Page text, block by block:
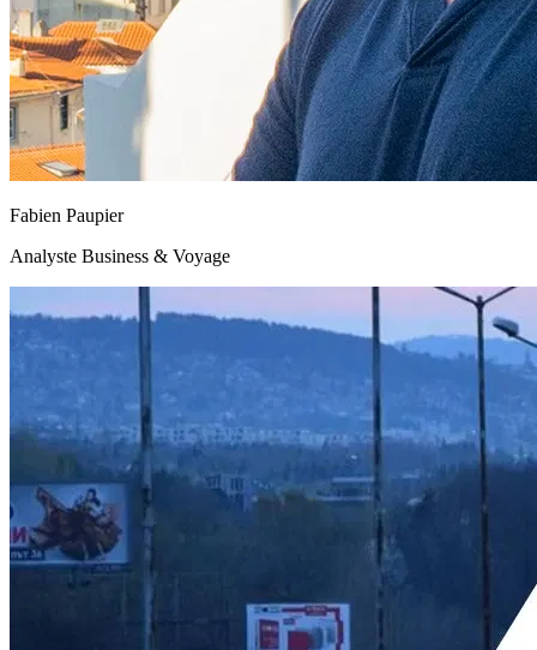
Fabien Paupier
Analyste Business & Voyage